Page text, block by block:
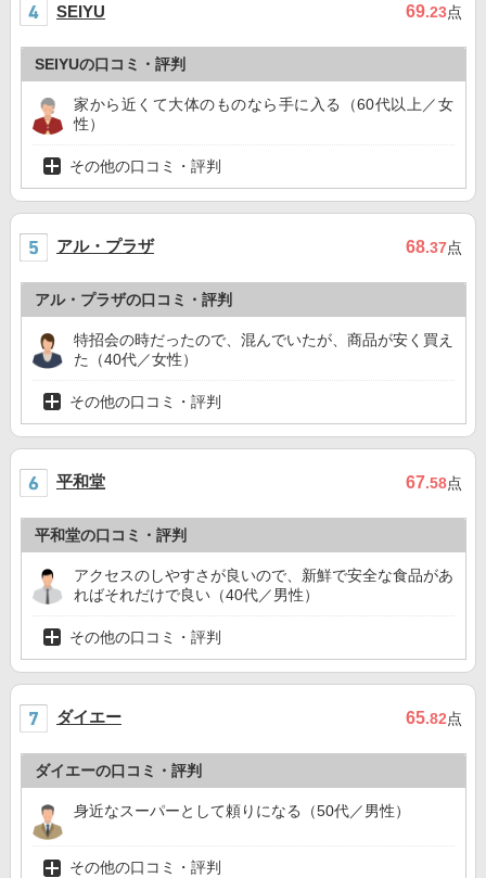
SEIYU 69.23点
SEIYUの口コミ・評判
家から近くて大体のものなら手に入る（60代以上／女
性）
その他の口コミ・評判
アル・プラザ 68.37点
アル・プラザの口コミ・評判
特招会の時だったので、混んでいたが、商品が安く買え
た（40代／女性）
その他の口コミ・評判
平和堂 67.58点
平和堂の口コミ・評判
アクセスのしやすさが良いので、新鮮で安全な食品があ
ればそれだけで良い（40代／男性）
その他の口コミ・評判
ダイエー 65.82点
ダイエーの口コミ・評判
身近なスーパーとして頼りになる（50代／男性）
その他の口コミ・評判